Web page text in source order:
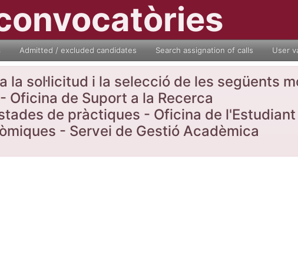
Admitted / excluded candidates Search assignation of calls User
la sol·licitud i la selecció de les següents
Oficina de Suport a la Recerca
de pràctiques - Oficina de l'Estudiant
- Servei de Gestió Acadèmica